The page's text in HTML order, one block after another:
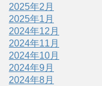
2025年2月
2025年1月
2024年12月
2024年11月
2024年10月
2024年9月
2024年8月